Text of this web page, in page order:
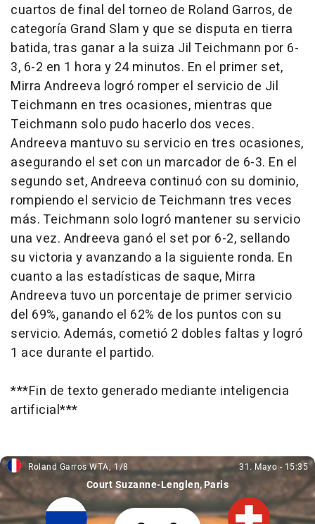
cuartos de final del torneo de Roland Garros, de
categoría Grand Slam y que se disputa en tierra
batida, tras ganar a la suiza Jil Teichmann por 6-
3, 6-2 en 1 hora y 24 minutos. En el primer set,
Mirra Andreeva logró romper el servicio de Jil
Teichmann en tres ocasiones, mientras que
Teichmann solo pudo hacerlo dos veces.
Andreeva mantuvo su servicio en tres ocasiones,
asegurando el set con un marcador de 6-3. En el
segundo set, Andreeva continuó con su dominio,
rompiendo el servicio de Teichmann tres veces
más. Teichmann solo logró mantener su servicio
una vez. Andreeva ganó el set por 6-2, sellando
su victoria y avanzando a la siguiente ronda. En
cuanto a las estadísticas de saque, Mirra
Andreeva tuvo un porcentaje de primer servicio
del 69%, ganando el 62% de los puntos con su
servicio. Además, cometió 2 dobles faltas y logró
1 ace durante el partido.
***Fin de texto generado mediante inteligencia
artificial***
Roland Garros WTA, 1/8
Roland Garros WTA 1/8 31. Mayo, 15:35
31. Mayo - 15:35
Court Suzanne-Lenglen Paris
Mirra Andreeva 2 Jil Teichmann 0